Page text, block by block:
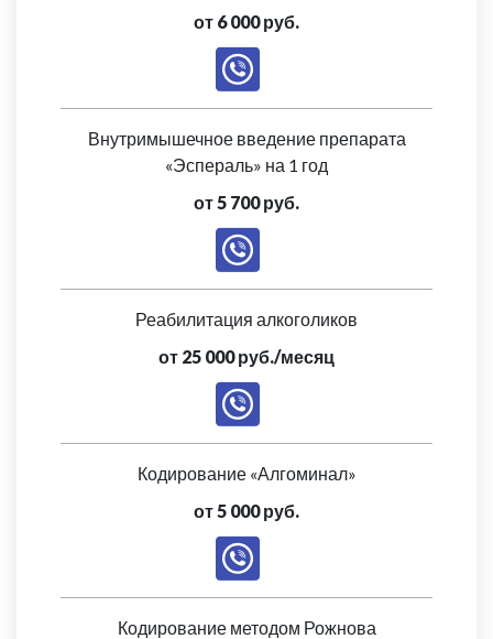
от 6 000 руб.
Внутримышечное введение препарата
«Эспераль» на 1 год
от 5 700 руб.
Реабилитация алкоголиков
от 25 000 руб./месяц
Кодирование «Алгоминал»
от 5 000 руб.
Кодирование методом Рожнова